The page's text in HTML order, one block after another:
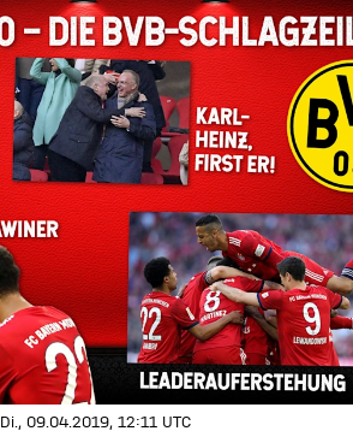
Di., 09.04.2019, 12:11 UTC